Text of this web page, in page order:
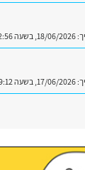
18/06/2026, בשעה 12:56
17/06/2026, בשעה 09:12